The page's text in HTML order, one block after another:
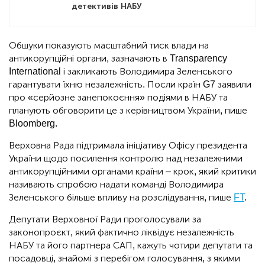
детективів НАБУ
Обшуки показують масштабний тиск влади на
антикорупційні органи, зазначають в Transparency
International і закликають Володимира Зеленського
гарантувати їхню незалежність. Посли країн G7 заявили
про «серйозне занепокоєння» подіями в НАБУ та
планують обговорити це з керівництвом України, пише
Bloomberg.
Верховна Рада підтримала ініціативу Офісу президента
України щодо посилення контролю над незалежними
антикорупційними органами країни – крок, який критики
називають спробою надати команді Володимира
Зеленського більше впливу на розслідування, пише FT.
Депутати Верховної Ради проголосували за
законопроєкт, який фактично ліквідує незалежність
НАБУ та його партнера САП, кажуть чотири депутати та
посадовці, знайомі з перебігом голосування, з якими